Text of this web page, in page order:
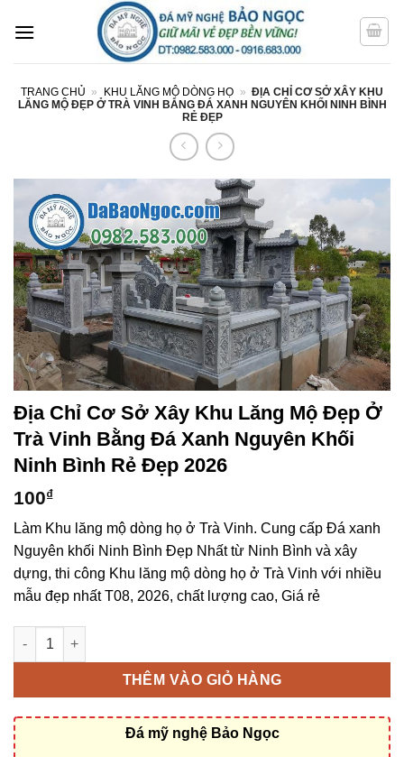
qua
TRANG CHỦ » KHU LĂNG MỘ DÒNG HỌ » ĐỊA CHỈ CƠ SỞ XÂY KHU
LĂNG MỘ ĐẸP Ở TRÀ VINH BẰNG ĐÁ XANH NGUYÊN KHỐI NINH BÌNH
RẺ ĐẸP
Địa Chỉ Cơ Sở Xây Khu Lăng Mộ Đẹp Ở
Trà Vinh Bằng Đá Xanh Nguyên Khối
Ninh Bình Rẻ Đẹp 2026
100₫
Làm Khu lăng mộ dòng họ ở Trà Vinh. Cung cấp Đá xanh
Nguyên khối Ninh Bình Đẹp Nhất từ Ninh Bình và xây
dựng, thi công Khu lăng mộ dòng họ ở Trà Vinh với nhiều
mẫu đẹp nhất T08, 2026, chất lượng cao, Giá rẻ
Địa chỉ cơ sở xây Khu lăng mộ đẹp ở Trà Vinh bằng Đá xanh
THÊM VÀO GIỎ HÀNG
Đá mỹ nghệ Bảo Ngọc